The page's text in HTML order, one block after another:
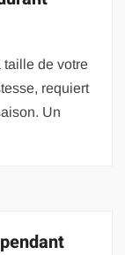
taille de votre
requiert
Un